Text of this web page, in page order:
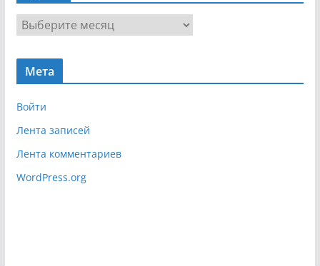
г
я
х
Мета
Войти
Лента записей
Лента комментариев
WordPress.org